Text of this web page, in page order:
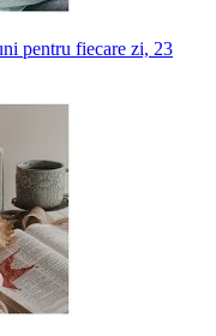
pentru fiecare zi, 23